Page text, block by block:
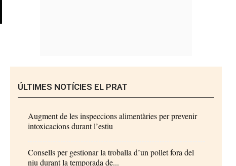
ÚLTIMES NOTÍCIES EL PRAT
Augment de les inspeccions alimentàries per prevenir
intoxicacions durant l’estiu
Consells per gestionar la troballa d’un pollet fora del
niu durant la temporada de...